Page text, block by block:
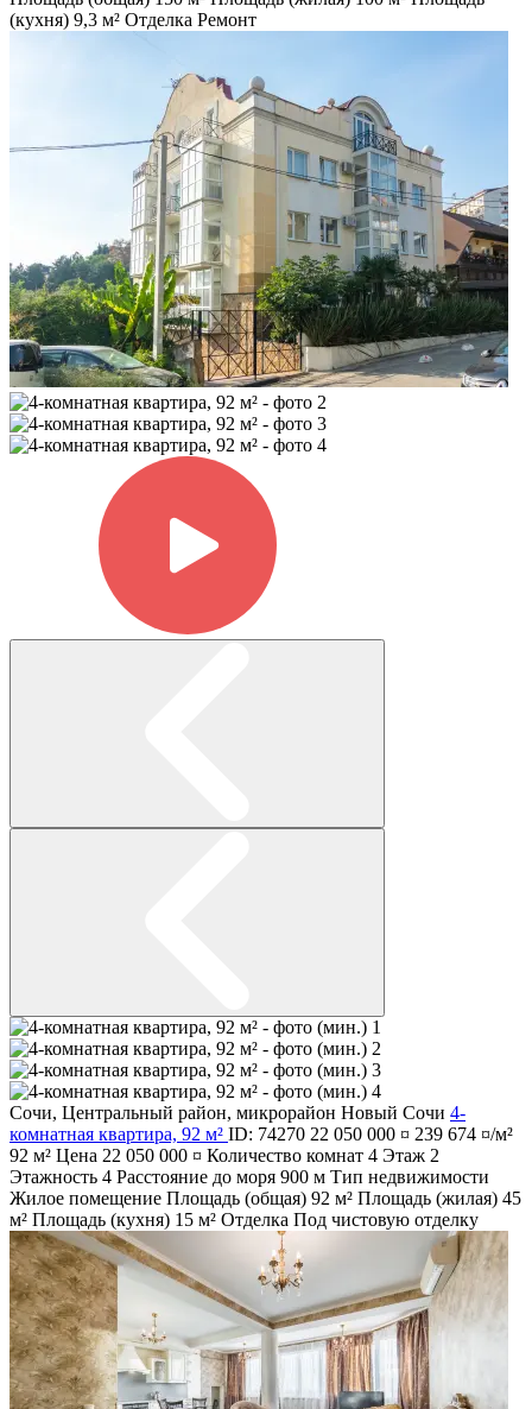
(кухня) 9,3 м² Отделка Ремонт
Сочи, Центральный район, микрорайон Новый Сочи 4-
комнатная квартира, 92 м² ID: 74270 22 050 000 ¤ 239 674 ¤/м²
92 м² Цена 22 050 000 ¤ Количество комнат 4 Этаж 2
Этажность 4 Расстояние до моря 900 м Тип недвижимости
Жилое помещение Площадь (общая) 92 м² Площадь (жилая) 45
м² Площадь (кухня) 15 м² Отделка Под чистовую отделку